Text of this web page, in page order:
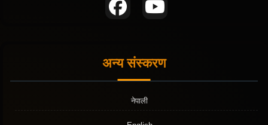
अन्य संस्करण
नेपाली